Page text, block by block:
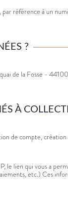
référence à un
?
de la Fosse -
À
de compte,
le lien qui vous a
etc.) Ces